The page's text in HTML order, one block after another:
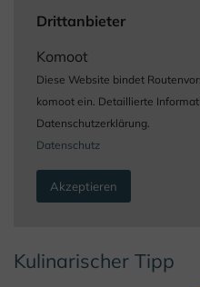
Drittanbieter
Komoot
Diese Website bindet
komoot ein. Detaillierte
Datenschutzerklärung.
Datenschutz
Akzeptieren
Kulinarischer Tipp